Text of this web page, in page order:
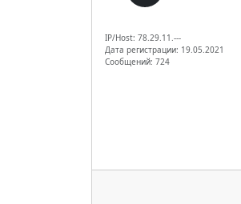
IP/Host: 78.29.11.---
Дата регистрации: 19.05.2021
Сообщений: 724